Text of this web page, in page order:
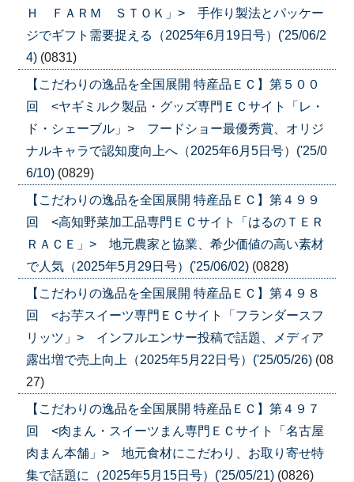
Ｈ ＦＡＲＭ ＳＴＯＫ」> 手作り製法とパッケー
ジでギフト需要捉える（2025年6月19日号）('25/06/2
4) (0831)
【こだわりの逸品を全国展開 特産品ＥＣ】第５００
回 <ヤギミルク製品・グッズ専門ＥＣサイト「レ・
ド・シェーブル」> フードショー最優秀賞、オリジ
ナルキャラで認知度向上へ（2025年6月5日号）('25/0
6/10) (0829)
【こだわりの逸品を全国展開 特産品ＥＣ】第４９９
回 <高知野菜加工品専門ＥＣサイト「はるのＴＥＲ
ＲＡＣＥ」> 地元農家と協業、希少価値の高い素材
で人気（2025年5月29日号）('25/06/02) (0828)
【こだわりの逸品を全国展開 特産品ＥＣ】第４９８
回 <お芋スイーツ専門ＥＣサイト「フランダースフ
リッツ」> インフルエンサー投稿で話題、メディア
露出増で売上向上（2025年5月22日号）('25/05/26) (08
27)
【こだわりの逸品を全国展開 特産品ＥＣ】第４９７
回 <肉まん・スイーツまん専門ＥＣサイト「名古屋
肉まん本舗」> 地元食材にこだわり、お取り寄せ特
集で話題に（2025年5月15日号）('25/05/21) (0826)